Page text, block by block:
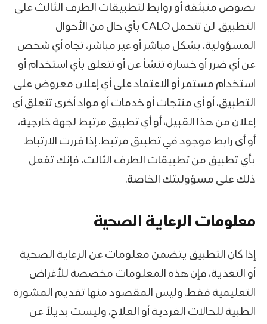
نصوص منبثقة أو روابط لتطبيقات الطرف الثالث على
التطبيق. لن تتحمل CALO بأي حال من الأحوال
المسؤولية، بشكل مباشر أو غير مباشر، تجاه أي شخص
عن أي ضرر أو خسارة تنشأ عن أو تتعلق بأي استخدام أو
استخدام مستمر أو الاعتماد على أي إعلان معروض على
التطبيق، أو أي منتجات أو خدمات أو مواد أخرى تتعلق أي
إعلان من هذا القبيل، أو أي تطبيق مرتبط لجهة خارجية،
أو أي رابط موجود في تطبيق مرتبط. إذا قررت الارتباط
بأي تطبيق من تطبيقات الطرف الثالث، فإنك تفعل
ذلك على مسؤوليتك الخاصة.
معلومات الرعاية الصحية
إذا كان التطبيق يتضمن معلومات عن الرعاية الصحية
أو التغذية، فإن هذه المعلومات مخصصة للأغراض
التعليمية فقط. وليس المقصود منها تقديم المشورة
الطبية للحالات الفردية أو العلاج، وليست بديلاً عن